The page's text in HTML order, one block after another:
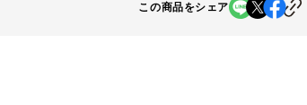
この商品をシェア